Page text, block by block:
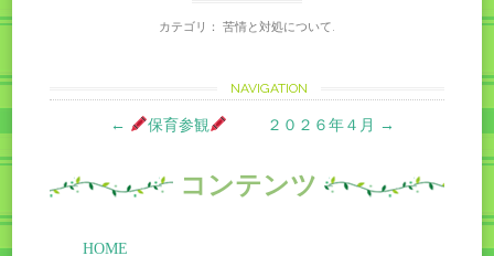
カテゴリ： 苦情と対処について
Post
navigation
NAVIGATION
← 保育参観 ２０２６年４月 →
コンテンツ
HOME